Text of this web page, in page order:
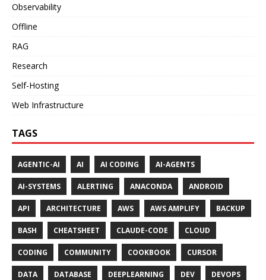
Observability
Offline
RAG
Research
Self-Hosting
Web Infrastructure
TAGS
AGENTIC-AI AI AI CODING AI-AGENTS
AI-SYSTEMS ALERTING ANACONDA ANDROID
API ARCHITECTURE AWS AWS AMPLIFY BACKUP
BASH CHEATSHEET CLAUDE-CODE CLOUD
CODING COMMUNITY COOKBOOK CURSOR
DATA DATABASE DEEPLEARNING DEV DEVOPS